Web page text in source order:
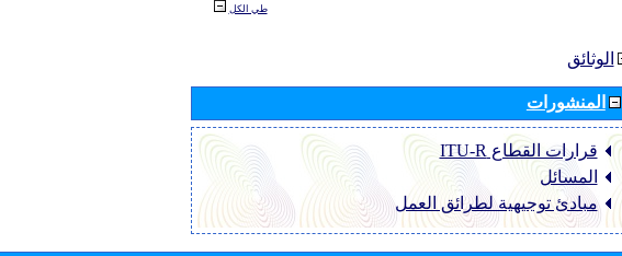
طي الكل
الوثائق
المنشورات
قرارات القطاع ‏ITU-R
المسائل
مبادئ توجيهية لطرائق العمل